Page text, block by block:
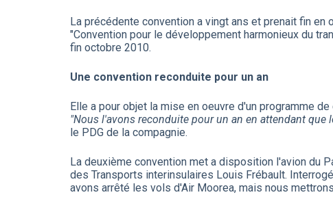
La précédente convention a vingt ans et prenait fin
"Convention pour le développement harmonieux du
fin octobre 2010.
Une convention reconduite pour un an
Elle a pour objet la mise en oeuvre d'un programme
"Nous l'avons reconduite pour un an en attendant que
le PDG de la compagnie.
La deuxième convention met a disposition l'avion du
des Transports interinsulaires Louis Frébault.
avons arrêté les vols d'Air Moorea, mais nous